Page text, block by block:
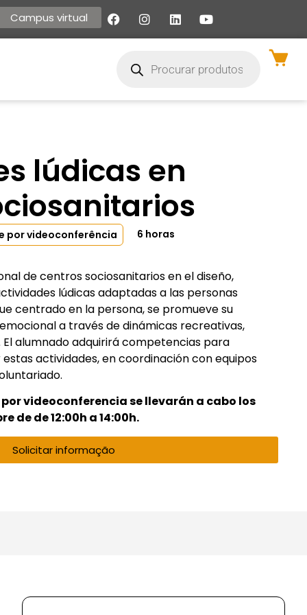
Campus virtual
lúdicas en
por videoconferência
6 horas
de centros sociosanitarios en el diseño,
lúdicas adaptadas a las personas
centrado en la persona, se promueve su
a través de dinámicas recreativas,
El alumnado adquirirá competencias para
actividades, en coordinación con equipos
videoconferencia se llevarán a cabo los
de de 12:00h a 14:00h.
Solicitar informação